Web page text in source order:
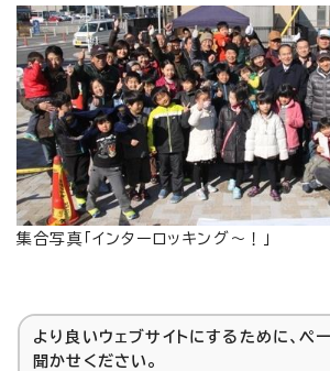
集合写真「インターロッキング～！」
より良いウェブサイトにするために、ペ
聞かせください。